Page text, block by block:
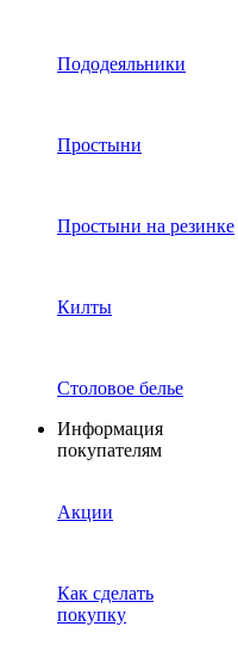
Пододеяльники
Простыни
Простыни на резинке
Килты
Столовое белье
Информация
покупателям
Акции
Как сделать
покупку